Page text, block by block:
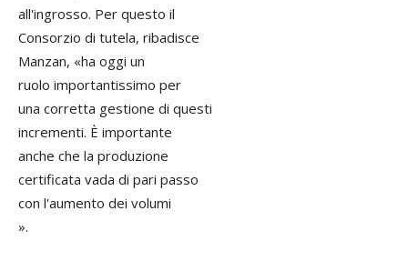
all'ingrosso. Per questo il
Consorzio di tutela, ribadisce
Manzan, «ha oggi un
ruolo importantissimo per
una corretta gestione di questi
incrementi. È importante
anche che la produzione
certificata vada di pari passo
con l'aumento dei volumi
».